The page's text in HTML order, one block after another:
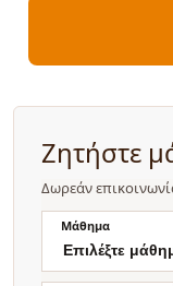
Ζητήστε
Δωρεάν
Μάθημα